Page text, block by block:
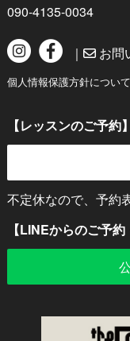
090-4135-0034
｜ お問
個人情報保護方針について
【レッスンのご予約】
不定休なので、予約
【LINEからのご予約